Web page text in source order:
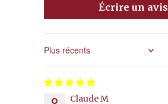
Écrire un avis
Sort by
Claude M